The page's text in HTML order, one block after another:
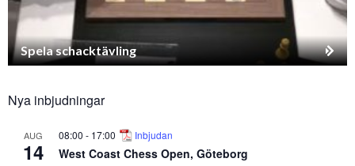
Spela schacktävling
Nya inbjudningar
AUG
14
08:00 - 17:00 Inbjudan
West Coast Chess Open, Göteborg